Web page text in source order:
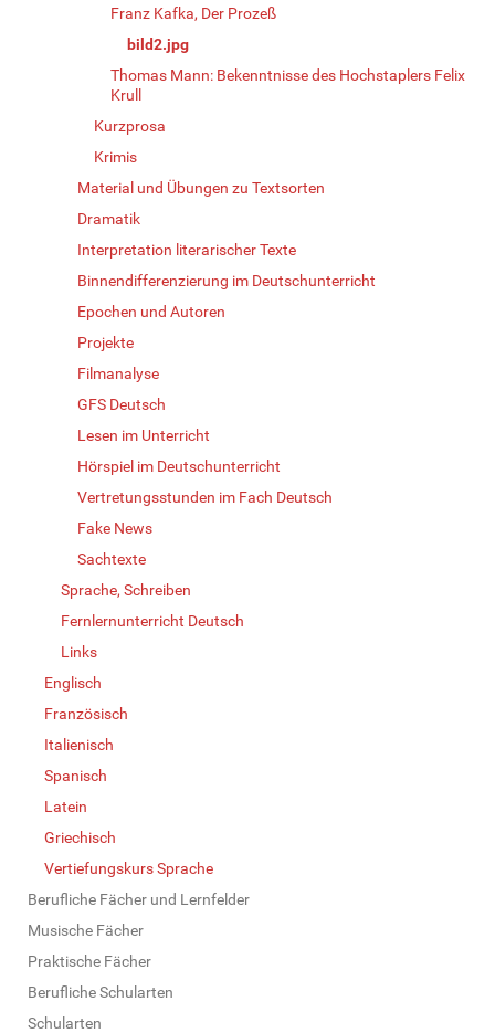
Franz Kafka, Der Prozeß
bild2.jpg
Thomas Mann: Bekenntnisse des Hochstaplers Felix
Krull
Kurzprosa
Krimis
Material und Übungen zu Textsorten
Dramatik
Interpretation literarischer Texte
Binnendifferenzierung im Deutschunterricht
Epochen und Autoren
Projekte
Filmanalyse
GFS Deutsch
Lesen im Unterricht
Hörspiel im Deutschunterricht
Vertretungsstunden im Fach Deutsch
Fake News
Sachtexte
Sprache, Schreiben
Fernlernunterricht Deutsch
Links
Englisch
Französisch
Italienisch
Spanisch
Latein
Griechisch
Vertiefungskurs Sprache
Berufliche Fächer und Lernfelder
Musische Fächer
Praktische Fächer
Berufliche Schularten
Schularten